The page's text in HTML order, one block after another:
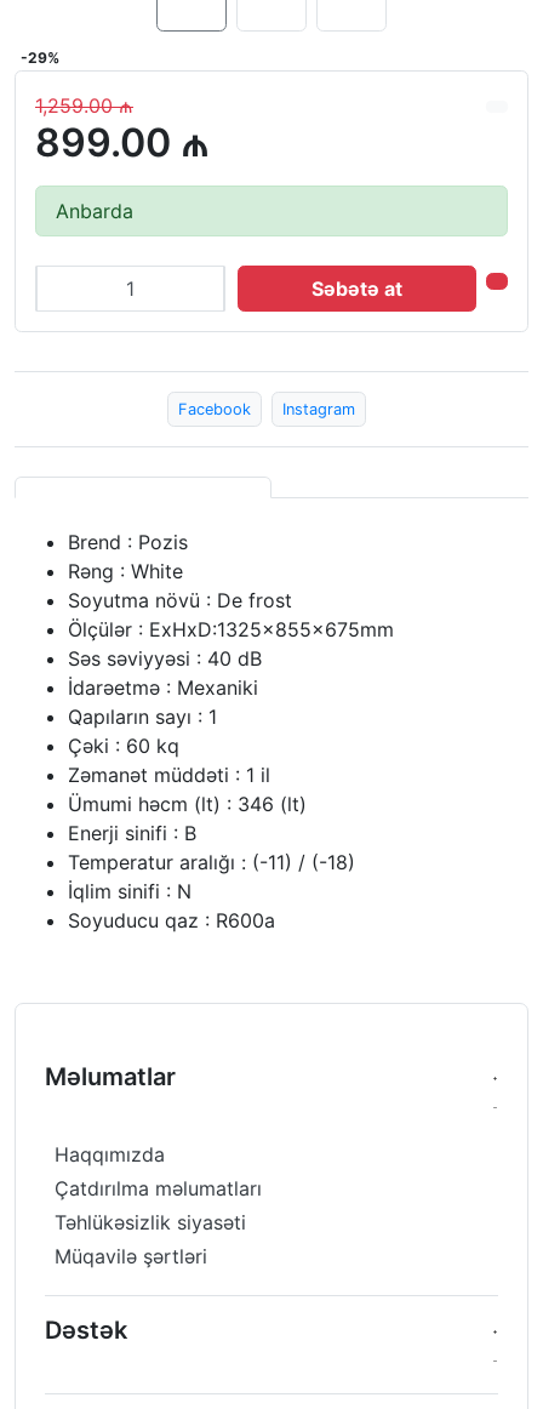
-29%
1,259.00 ₼
899.00 ₼
Anbarda
Səbətə at
Facebook Instagram
Brend : Pozis
Rəng : White
Soyutma növü : De frost
Ölçülər : ExHxD:1325x855x675mm
Səs səviyyəsi : 40 dB
İdarəetmə : Mexaniki
Qapıların sayı : 1
Çəki : 60 kq
Zəmanət müddəti : 1 il
Ümumi həcm (lt) : 346 (lt)
Enerji sinifi : B
Temperatur aralığı : (-11) / (-18)
İqlim sinifi : N
Soyuducu qaz : R600a
Məlumatlar
Haqqımızda
Çatdırılma məlumatları
Təhlükəsizlik siyasəti
Müqavilə şərtləri
Dəstək